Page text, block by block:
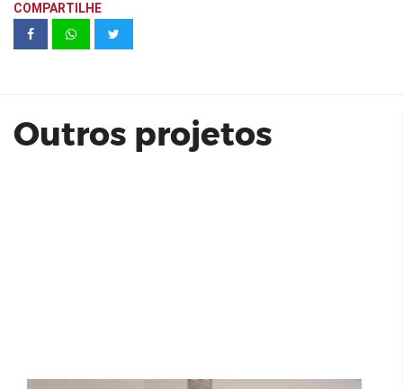
COMPARTILHE
Outros projetos
Sinfonia Vila Mascote - Unidades 14 e